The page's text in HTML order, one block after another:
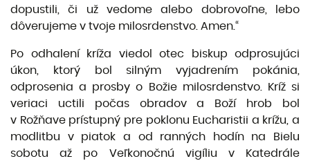
dopustili, či už vedome alebo dobrovoľne, lebo
dôverujeme v tvoje milosrdenstvo. Amen.“
Po odhalení kríža viedol otec biskup odprosujúci
úkon, ktorý bol silným vyjadrením pokánia,
odprosenia a prosby o Božie milosrdenstvo. Kríž si
veriaci uctili počas obradov a Boží hrob bol
v Rožňave prístupný pre poklonu Eucharistii a krížu, a
modlitbu v piatok a od ranných hodín na Bielu
sobotu až po Veľkonočnú vigíliu v Katedrále